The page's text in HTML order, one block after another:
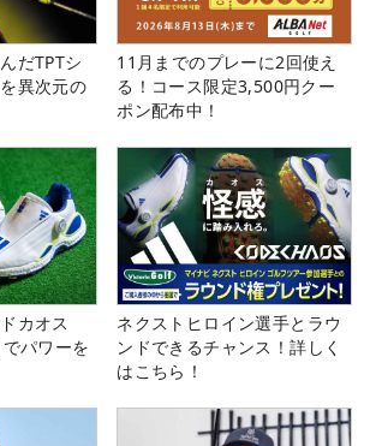
だTPTシ
異次元の
11月までのプレーに2回使え
る！コース限定3,500円クー
ポン配布中！
カオス
パワーを
ネクストヒロイン選手とラウ
ンドできるチャンス！詳しく
はこちら！